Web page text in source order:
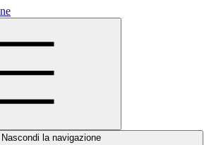
Nascondi la navigazione